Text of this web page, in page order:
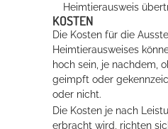
Heimtierausweis
KOSTEN
Die Kosten für die
Heimtierausweises
hoch sein, je nachdem,
geimpft oder
oder nicht.
Die Kosten je nach
erbracht wird, richten